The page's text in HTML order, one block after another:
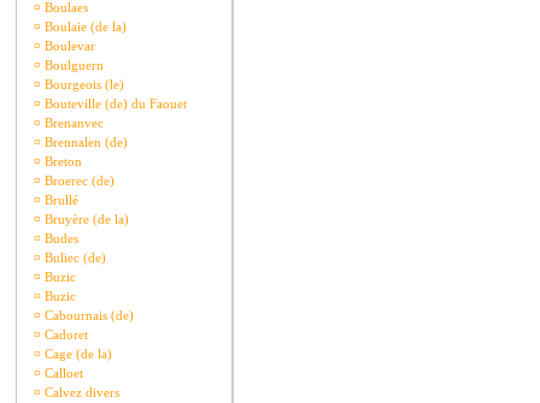
¤ Boulaes
¤ Boulaie (de la)
¤ Boulevar
¤ Boulguern
¤ Bourgeois (le)
¤ Bouteville (de) du Faouet
¤ Brenanvec
¤ Brennalen (de)
¤ Breton
¤ Broerec (de)
¤ Brullé
¤ Bruyère (de la)
¤ Budes
¤ Buliec (de)
¤ Buzic
¤ Buzic
¤ Cabournais (de)
¤ Cadoret
¤ Cage (de la)
¤ Calloet
¤ Calvez divers